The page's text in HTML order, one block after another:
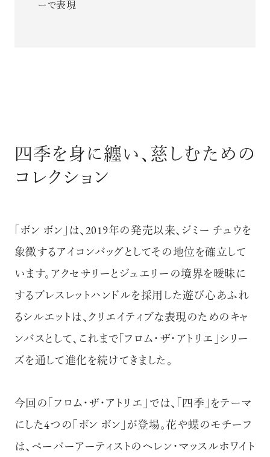
ーで表現
四季を身に纏い、慈しむための
コレクション
「ボン ボン」は、2019年の発売以来、ジミー チュウを
象徴するアイコンバッグとしてその地位を確立して
います。アクセサリーとジュエリーの境界を曖昧に
するブレスレットハンドルを採用した遊び心あふれ
るシルエットは、クリエイティブな表現のためのキャ
ンバスとして、これまで「フロム・ザ・アトリエ」シリー
ズを通して進化を続けてきました。
今回の「フロム・ザ・アトリエ」では、「四季」をテーマ
にした4つの「ボン ボン」が登場。花や蝶のモチーフ
は、ペーパーアーティストのヘレン・マッスルホワイト